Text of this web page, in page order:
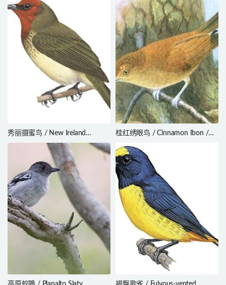
秀丽摄蜜鸟 / New Ireland
Myzomela / Myzomela pulchella
桂红绣眼鸟 / Cinnamon Ibon /